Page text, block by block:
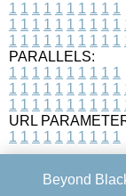
1 1 1 1 1 1 1 1 1 1
1 1 1 1 1 1 1 1 1 1
1 1 1 1 1 1 1 1 1 1
PARALLELS:
1 1 1 1 1 1 1 1 1 1
1 1 1 1 1 1 1 1 1 1
1 1 1 1 1 1 1 1 1 1
URL
1 1 1 1 1 1 1 1 1 1
Beyond